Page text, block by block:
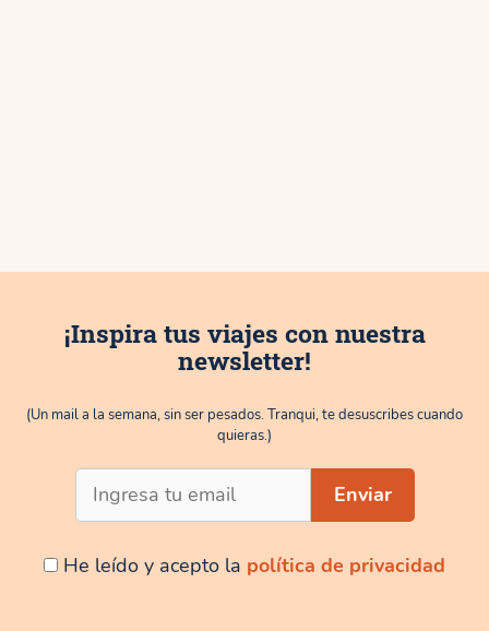
¡Inspira tus viajes con nuestra
newsletter!
(Un mail a la semana, sin ser pesados. Tranqui, te desuscribes cuando
quieras.)
He leído y acepto la política de privacidad